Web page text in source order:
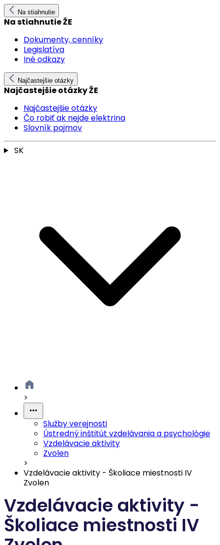
Na stiahnutie
Na stiahnutie ŽE
Dokumenty, cenníky
Legislatíva
Iné odkazy
Najčastejšie otázky
Najčastejšie otázky ŽE
Najčastejšie otázky
Čo robiť ak nejde elektrina
Slovník pojmov
SK
>
Služby verejnosti
Ústredný inštitút vzdelávania a psychológie
Vzdelávacie aktivity
Zvolen
>
Vzdelávacie aktivity - Školiace miestnosti IV
Zvolen
Vzdelávacie aktivity -
Školiace miestnosti IV